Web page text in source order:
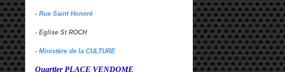
- Rue Saint Honoré
- Eglise St ROCH
- Ministère de la CULTURE
Quartier PLACE VENDOME